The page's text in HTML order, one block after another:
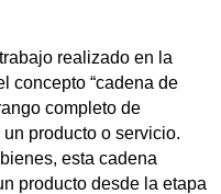
realizado en la
concepto “cadena de
completo de
producto o servicio.
esta cadena
producto desde la etapa